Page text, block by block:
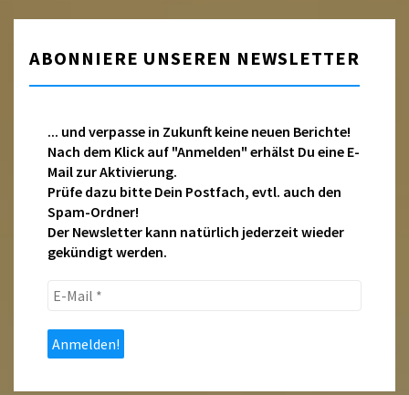
ABONNIERE UNSEREN NEWSLETTER
... und verpasse in Zukunft keine neuen Berichte!
Nach dem Klick auf "Anmelden" erhälst Du eine E-
Mail zur Aktivierung.
Prüfe dazu bitte Dein Postfach, evtl. auch den
Spam-Ordner!
Der Newsletter kann natürlich jederzeit wieder
gekündigt werden.
E-
*